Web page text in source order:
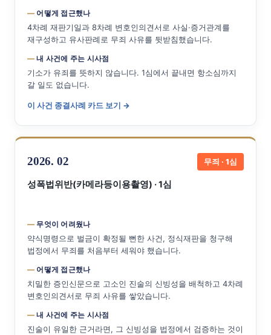
어떻게 접근했나
4차례 재판기일과 8차례 변호인의견서로 사실·증거관계를
재구성하고 유사판례로 무죄 사유를 뒷받침했습니다.
내 사건에 주는 시사점
기소가 유죄를 뜻하지 않습니다. 1심에서 끝내면 항소심까지
갈 일도 없습니다.
이 사건 종결사례 카드 보기 →
2026. 02 무죄 · 1심
성폭법위반(카메라등이용촬영) · 1심
무엇이 어려웠나
약식명령으로 벌금이 확정될 뻔한 사건, 정식재판을 청구해
법정에서 무죄를 처음부터 세워야 했습니다.
어떻게 접근했나
치밀한 증인신문으로 고소인 진술의 신빙성을 배척하고 4차례
변호인의견서로 무죄 사유를 쌓았습니다.
내 사건에 주는 시사점
진술이 유일한 근거라면, 그 신빙성을 법정에서 검증하는 것이